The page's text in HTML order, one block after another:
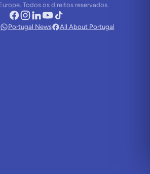
Todos os direitos reservados.
Portugal News All About Portugal